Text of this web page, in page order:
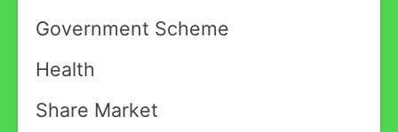
Government Scheme
Health
Share Market